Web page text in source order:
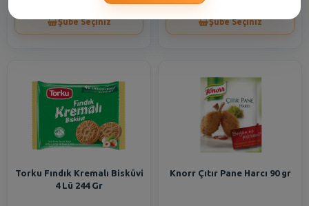
Şube Seçiniz Şube Seçiniz
Torku Fındık Kremalı Bisküvi
4 Lü 244 Gr
Knorr Çıtır Pane Harcı 90 gr